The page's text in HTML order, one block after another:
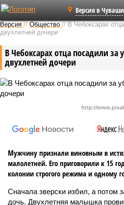
Версия в
Версия //Общество //В Чебоксарах
двухлетней дочери
В Чебоксарах отца посадили за
двухлетней дочери
http://
Мужчину признали виновным в
малолетней. Его приговорили к 15
колонии строгого режима и одному
Сначала зверски избил, а потом
дочь. Двухлетняя малышка